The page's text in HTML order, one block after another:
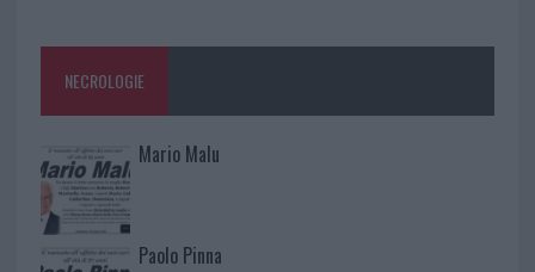
NECROLOGIE
Mario Malu
Paolo Pinna